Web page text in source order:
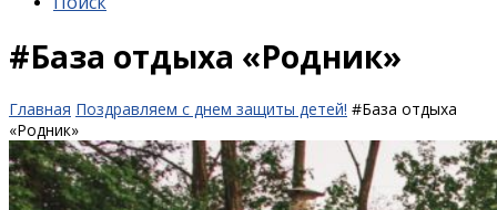
#База отдыха «Родник»
Главная Поздравляем с днем защиты детей! #База отдыха
«Родник»